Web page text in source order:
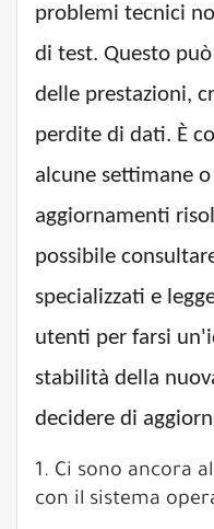
problemi tecnici
di test. Questo
delle prestazioni,
perdite di dati. È
alcune settimane
aggiornamenti
possibile
specializzati e
utenti per farsi
stabilità della
decidere di
1. Ci sono ancora
con il sistema